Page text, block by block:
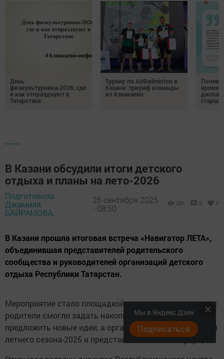
День
физкультурника‑2026: где
и как отпразднуют в
Татарстане
Турнир по AirBadminton в
Казани: триумф команды
из Азнакаево
время
-----
В Казани обсудили итоги детского
отдыха и планы на лето-2026
Подготовила
Джамиля
БАЙРАМОВА,
26 сентября 2025
- 08:50
291 0 0
В Казани прошла итоговая встреча «Навигатор ЛЕТА»,
объединившая представителей родительского
сообщества и руководителей организаций детского
отдыха Республики Татарстан.
Мероприятие стало площадкой для открытого диалога:
родители смогли задать накопившиеся вопросы и
предложить новые идеи, а организаторы подвели итоги
летнего сезона-2025 и представили планы на будущее.
Мы в Яндекс Дзен
Подписаться